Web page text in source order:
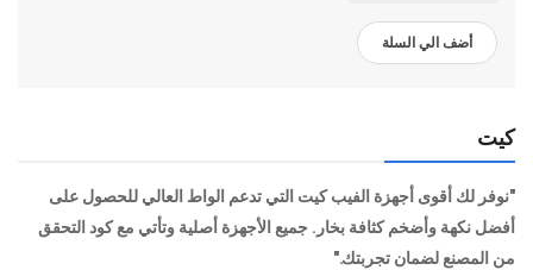
أضف الي السلة
كيت
"نوفر لك أقوى أجهزة الفيب كيت التي تدعم الواط العالي للحصول على
أفضل نكهة وأضخم كثافة بخار. جميع الأجهزة أصلية وتأتي مع كود التحقق
من المصنع لضمان تجربتك."